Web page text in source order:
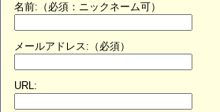
名前:（必須：ニックネーム可）
メールアドレス:（必須）
URL: